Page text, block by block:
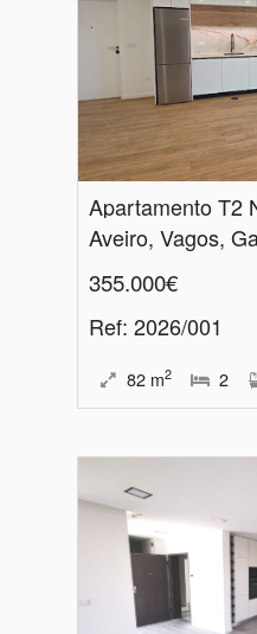
Aveiro, Vagos,
355.000€
Ref: 2026/001
82 m2 2